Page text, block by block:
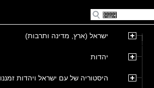
ישראל (ארץ, מדינה ותרבות)
יהדות
היסטוריה של עם ישראל ויהדות זמננו